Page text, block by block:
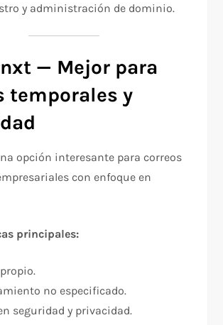
y administración de dominio.
— Mejor para
temporales y
opción interesante para correos
con enfoque en
principales:
no especificado.
seguridad y privacidad.